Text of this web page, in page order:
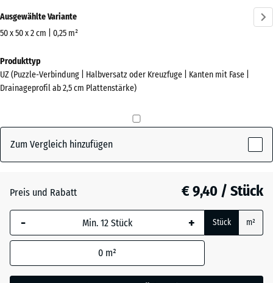
Informationen
zu
Farben?
Farbpalette
Schiefergrau(active)
+ € 0,50
Ausgewählte Variante
50 x 50 x 2 cm | 0,25 m²
Abmessungen
für
den
x
540
Die gewählte, blau
umrandete
Abmessung wird
Produktdaten nicht
Produkttyp
UZ (Puzzle-Verbindung | Halbversatz oder Kreuzfuge | Kanten mit Fase |
Drainageprofil ab 2,5 cm Plattenstärke)
Zum Vergleich hinzufügen
Preis und Rabatt € 9,40 / Stück
- + Stück m²
0 m²